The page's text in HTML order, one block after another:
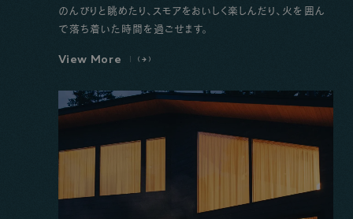
のんびりと眺めたり、スモアをおいしく楽しんだり、火を囲ん
で落ち着いた時間を過ごせます。
View More